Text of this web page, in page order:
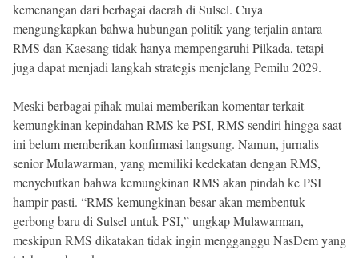
kemenangan dari berbagai daerah di Sulsel. Cuya
mengungkapkan bahwa hubungan politik yang terjalin antara
RMS dan Kaesang tidak hanya mempengaruhi Pilkada, tetapi
juga dapat menjadi langkah strategis menjelang Pemilu 2029.
Meski berbagai pihak mulai memberikan komentar terkait
kemungkinan kepindahan RMS ke PSI, RMS sendiri hingga saat
ini belum memberikan konfirmasi langsung. Namun, jurnalis
senior Mulawarman, yang memiliki kedekatan dengan RMS,
menyebutkan bahwa kemungkinan RMS akan pindah ke PSI
hampir pasti. “RMS kemungkinan besar akan membentuk
gerbong baru di Sulsel untuk PSI,” ungkap Mulawarman,
meskipun RMS dikatakan tidak ingin mengganggu NasDem yang